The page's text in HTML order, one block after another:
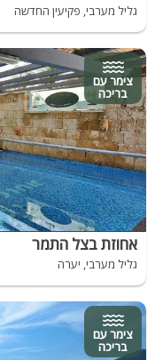
גליל מערבי, פקיעין החדשה
צימר עם
בריכה
אחוזת בצל התמר
גליל מערבי, יערה
צימר עם
בריכה